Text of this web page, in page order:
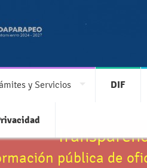
y Servicios DIF
pública de